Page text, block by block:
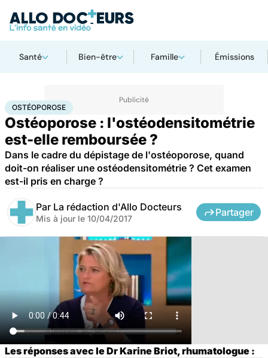
Santé Bien-être Famille Émissions
AccueilSantéOstéoporose
OSTÉOPOROSE
Ostéoporose : l'ostéodensitométrie
est-elle remboursée ?
Dans le cadre du dépistage de l'ostéoporose, quand
doit-on réaliser une ostéodensitométrie ? Cet examen
est-il pris en charge ?
Par La rédaction d'Allo Docteurs
Mis à jour le 10/04/2017
Partager
Les réponses avec le Dr Karine Briot, rhumatologue :